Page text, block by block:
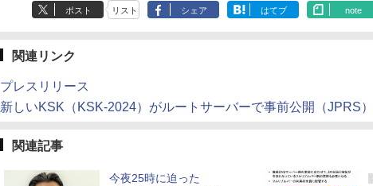
ポスト リスト シェア はてブ note
関連リンク
プレスリリース
新しいKSK（KSK-2024）がルートサーバーで事前公開（JPRS）
関連記事
今夜25時に迫った